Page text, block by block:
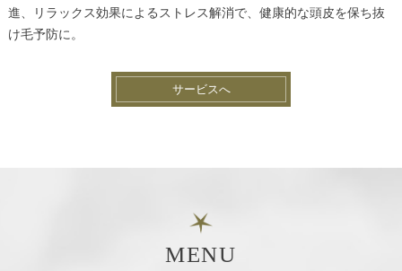
進、リラックス効果によるストレス解消で、健康的な頭皮を保ち抜
け毛予防に。
サービスへ
MENU